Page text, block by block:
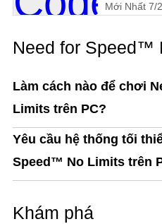
Mới Nhất 7/
Need for Speed™
Làm cách nào để chơi
Limits trên PC?
Yêu cầu hệ thống tối
Speed™ No Limits trên
Khám phá